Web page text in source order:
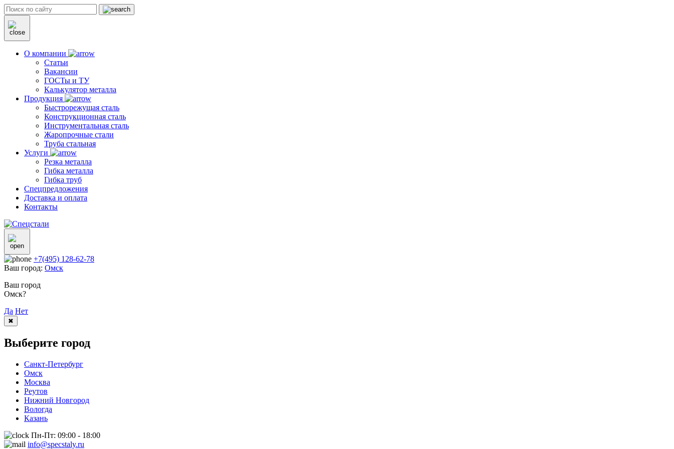
О компании
Статьи
Вакансии
ГОСТы и ТУ
Калькулятор металла
Продукция
Быстрорежущая сталь
Конструкционная сталь
Инструментальная сталь
Жаропрочные стали
Труба стальная
Услуги
Резка металла
Гибка металла
Гибка труб
Спецпредложения
Доставка и оплата
Контакты
+7(495) 128-62-78
Ваш город: Омск
Ваш город
Омск?
Да Нет
✖
Выберите город
Санкт-Петербург
Омск
Москва
Реутов
Нижний Новгород
Вологда
Казань
Пн-Пт: 09:00 - 18:00
info@specstaly.ru